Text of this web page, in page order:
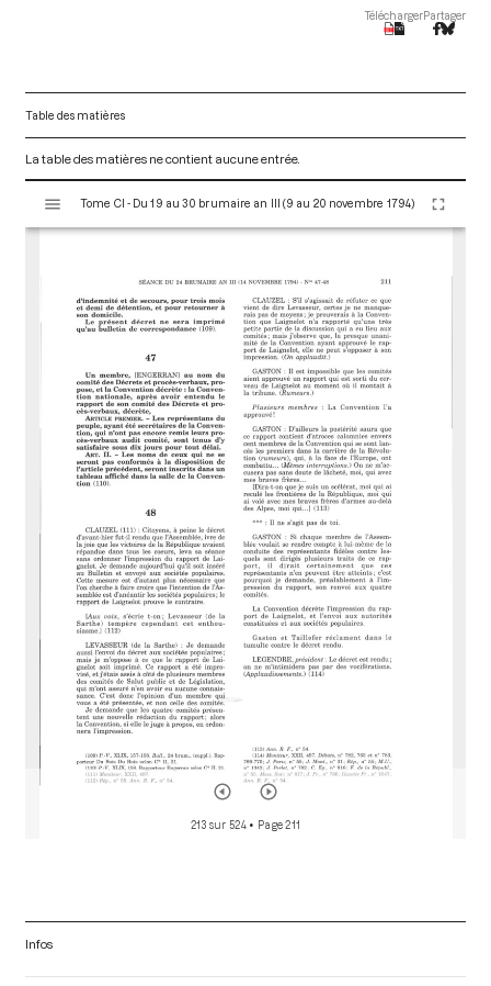
TéléchargerPartager
Table des matières
La table des matières ne contient aucune entrée.
s
Tome CI - Du 19 au 30 brumaire an III (9 au 20 novembre 1794)
213 sur 524 • Page 211
Infos